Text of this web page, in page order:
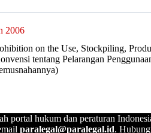
2006
on the Use, Stockpiling,
tentang Pelarangan
portal hukum dan peraturan
paralegal@paralegal.id.